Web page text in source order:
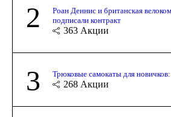
2
Роан Деннис и британская
подписали контракт
363 Акции
3 Трюковые самокаты для
268 Акции